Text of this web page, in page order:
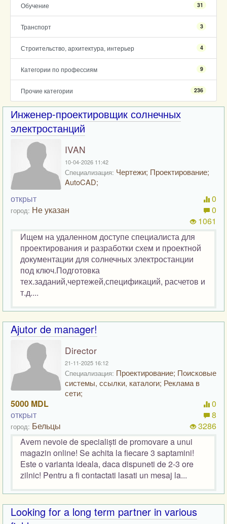
Обучение 31
Транспорт 3
Строительство, архитектура, интерьер 4
Категории по профессиям 9
Прочие категории 236
Инженер-проектировщик солнечных
электростанций
IVAN
10-04-2026 11:42
Специализация: Чертежи; Проектирование;
AutoCAD;
открыт
город: Не указан
0
0
1061
Ищем на удаленном доступе специалиста для
проектирования и разработки схем и проектной
документации для солнечных электростанции
под ключ.Подготовка
тех.заданий,чертежей,спецификаций, расчетов и
т.д....
Ajutor de manager!
Director
21-11-2025 16:12
Специализация: Проектирование; Поисковые
системы, ссылки, каталоги; Реклама в
сети;
5000 MDL
открыт
город: Бельцы
0
8
3286
Avem nevoie de specialiști de promovare a unui
magazin online! Se achita la fiecare 3 saptamini!
Este o varianta ideala, daca dispuneti de 2-3 ore
zilnic! Pentru a fi contactati lasati un mesaj la...
Looking for a long term partner in various